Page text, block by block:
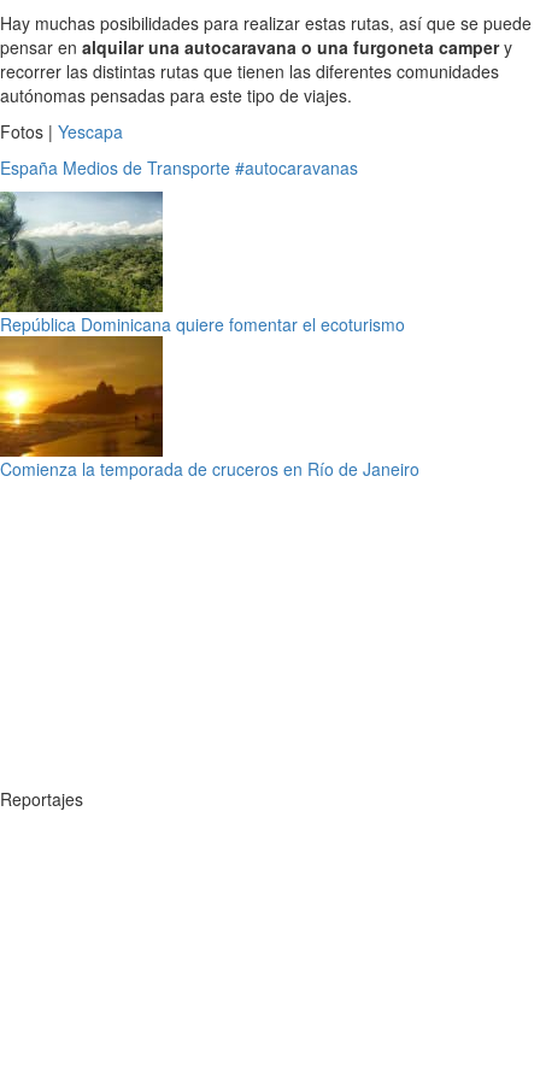
Hay muchas posibilidades para realizar estas rutas, así que se puede
pensar en alquilar una autocaravana o una furgoneta campery
recorrer las distintas rutas que tienen las diferentes comunidades
autónomas pensadas para este tipo de viajes.
Fotos | Yescapa
España Medios de Transporte #autocaravanas
República Dominicana quiere fomentar el ecoturismo
Comienza la temporada de cruceros en Río de Janeiro
Reportajes